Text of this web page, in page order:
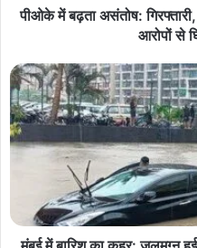
पीओके में बढ़ता असंतोष:
आरोपों से